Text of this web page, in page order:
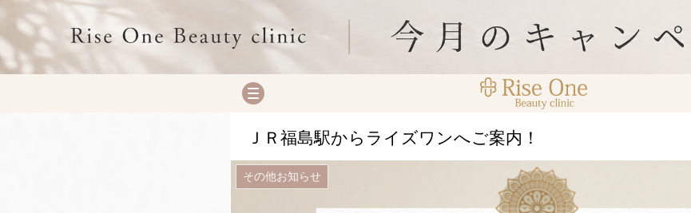
ＪＲ福島駅からライズワンへご案内！
その他お知らせ